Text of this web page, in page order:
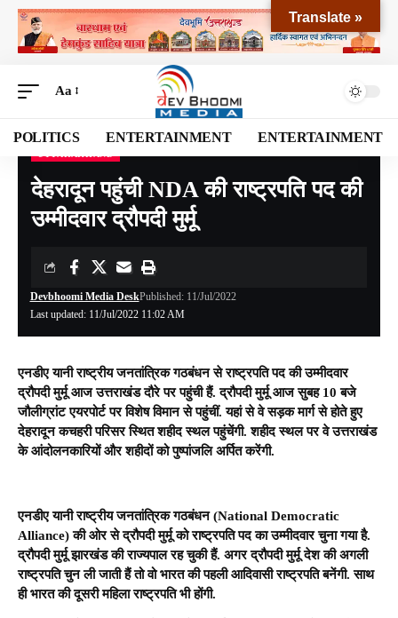
Aa
POLITICS ENTERTAINMENT ENTERTAINMENT
Devbhoomi Media>Blog>NATIONAL >UTTARAKHAND>देहरादून पहुंची NDA की राष्ट्रपति पद की उम्मीदवार द्रौपदी मुर्मू
देहरादून पहुंची NDA की राष्ट्रपति पद की
उम्मीदवार द्रौपदी मुर्मू
Last updated: 11/Jul/2022 11:02 AM
Devbhoomi Media DeskPublished: 11/Jul/2022
एनडीए यानी राष्ट्रीय जनतांत्रिक गठबंधन से राष्ट्रपति पद की उम्मीदवार
द्रौपदी मुर्मू आज उत्तराखंड दौरे पर पहुंची हैं. द्रौपदी मुर्मू आज सुबह 10 बजे
जौलीग्रांट एयरपोर्ट पर विशेष विमान से पहुंचीं. यहां से वे सड़क मार्ग से होते हुए
देहरादून कचहरी परिसर स्थित शहीद स्थल पहुंचेंगी. शहीद स्थल पर वे उत्तराखंड
के आंदोलनकारियों और शहीदों को पुष्पांजलि अर्पित करेंगी.
एनडीए यानी राष्ट्रीय जनतांत्रिक गठबंधन (National Democratic
Alliance) की ओर से द्रौपदी मुर्मू को राष्ट्रपति पद का उम्मीदवार चुना गया है.
द्रौपदी मुर्मू झारखंड की राज्यपाल रह चुकी हैं. अगर द्रौपदी मुर्मू देश की अगली
राष्ट्रपति चुन ली जाती हैं तो वो भारत की पहली आदिवासी राष्ट्रपति बनेंगी. साथ
ही भारत की दूसरी महिला राष्ट्रपति भी होंगी.
Translate »